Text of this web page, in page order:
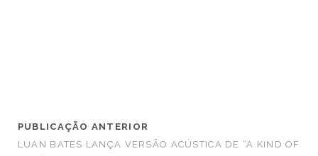
PUBLICAÇÃO ANTERIOR
LUAN BATES LANÇA VERSÃO ACÚSTICA DE “A KIND OF